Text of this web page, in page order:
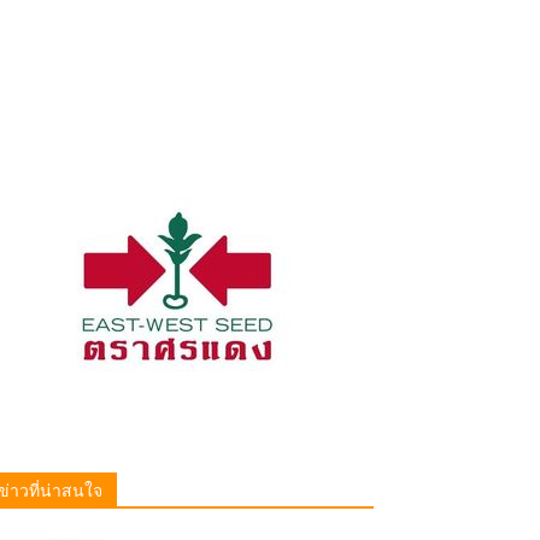
าวที่น่าสนใจ